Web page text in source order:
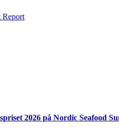
Report
2026 på Nordic Seafood